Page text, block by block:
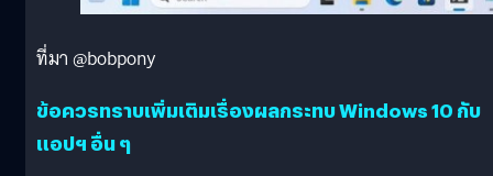
ที่มา @bobpony
ข้อควรทราบเพิ่มเติมเรื่องผลกระทบ Windows 10 กับ
แอปฯ อื่น ๆ